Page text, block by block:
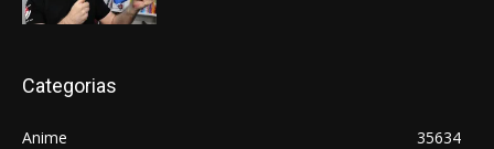
Categorias
Anime
35634